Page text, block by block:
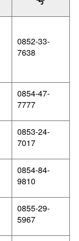
0852-33-
7638
0854-47-
7777
0853-24-
7017
0854-84-
9810
0855-29-
5967